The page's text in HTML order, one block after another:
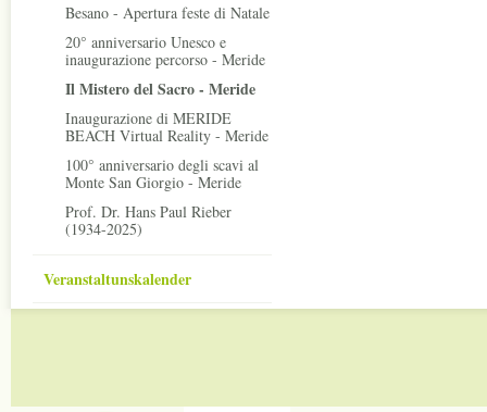
Besano - Apertura feste di Natale
20° anniversario Unesco e
inaugurazione percorso - Meride
Il Mistero del Sacro - Meride
Inaugurazione di MERIDE
BEACH Virtual Reality - Meride
100° anniversario degli scavi al
Monte San Giorgio - Meride
Prof. Dr. Hans Paul Rieber
(1934-2025)
Veranstaltunskalender